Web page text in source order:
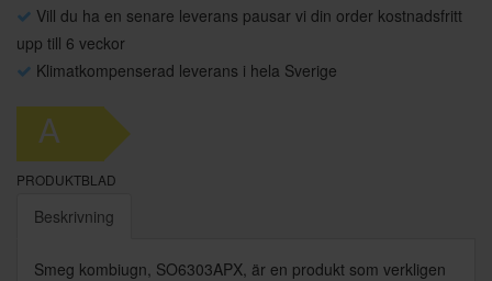
Vill du ha en senare leverans pausar vi din order kostnadsfritt
upp till 6 veckor
Klimatkompenserad leverans i hela Sverige
A
PRODUKTBLAD
Beskrivning
Smeg kombiugn, SO6303APX, är en produkt som verkligen